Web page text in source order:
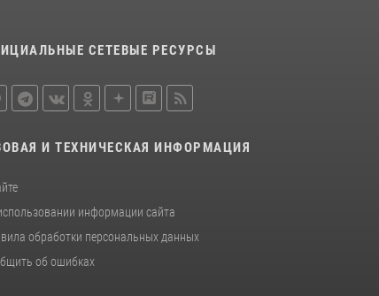
СЕТЕВЫЕ РЕСУРСЫ
И ТЕХНИЧЕСКАЯ ИНФОРМАЦИЯ
информации сайта
обработки персональных данных
об ошибках